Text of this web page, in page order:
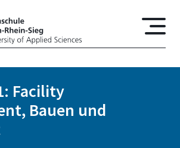
Facility
Bauen und